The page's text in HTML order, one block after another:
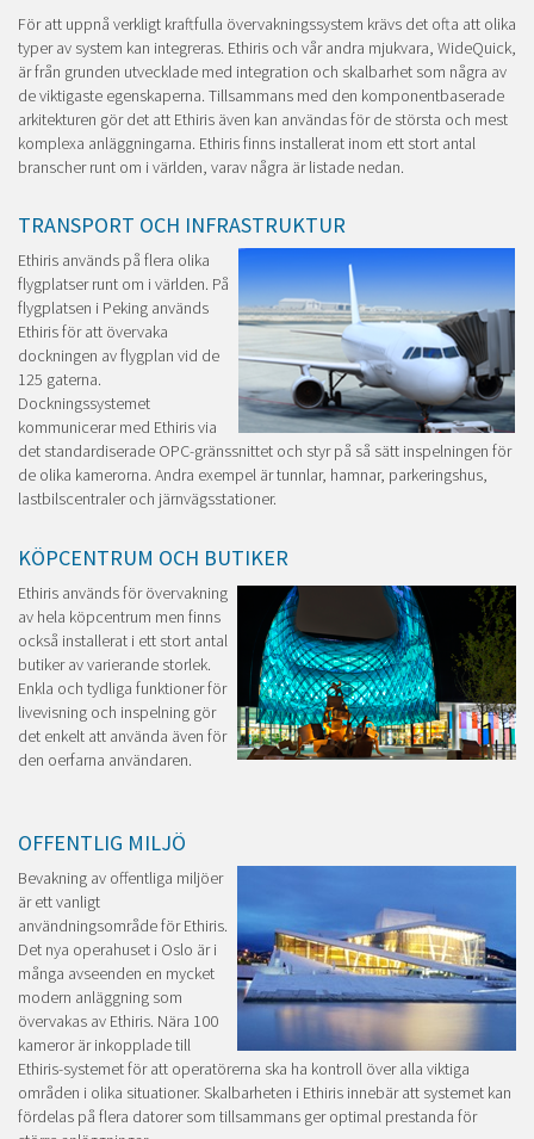
För att uppnå verkligt kraftfulla övervakningssystem krävs det ofta att olika
typer av system kan integreras. Ethiris och vår andra mjukvara, WideQuick,
är från grunden utvecklade med integration och skalbarhet som några av
de viktigaste egenskaperna. Tillsammans med den komponentbaserade
arkitekturen gör det att Ethiris även kan användas för de största och mest
komplexa anläggningarna. Ethiris finns installerat inom ett stort antal
branscher runt om i världen, varav några är listade nedan.
TRANSPORT OCH INFRASTRUKTUR
Ethiris används på flera olika
flygplatser runt om i världen. På
flygplatsen i Peking används
Ethiris för att övervaka
dockningen av flygplan vid de
125 gaterna.
Dockningssystemet
kommunicerar med Ethiris via
det standardiserade OPC-gränssnittet och styr på så sätt inspelningen för
de olika kamerorna. Andra exempel är tunnlar, hamnar, parkeringshus,
lastbilscentraler och järnvägsstationer.
KÖPCENTRUM OCH BUTIKER
Ethiris används för övervakning
av hela köpcentrum men finns
också installerat i ett stort antal
butiker av varierande storlek.
Enkla och tydliga funktioner för
livevisning och inspelning gör
det enkelt att använda även för
den oerfarna användaren.
OFFENTLIG MILJÖ
Bevakning av offentliga miljöer
är ett vanligt
användningsområde för Ethiris.
Det nya operahuset i Oslo är i
många avseenden en mycket
modern anläggning som
övervakas av Ethiris. Nära 100
kameror är inkopplade till
Ethiris-systemet för att operatörerna ska ha kontroll över alla viktiga
områden i olika situationer. Skalbarheten i Ethiris innebär att systemet kan
fördelas på flera datorer som tillsammans ger optimal prestanda för